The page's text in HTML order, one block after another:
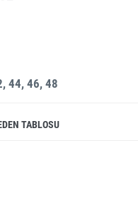
44, 46, 48
TABLOSU